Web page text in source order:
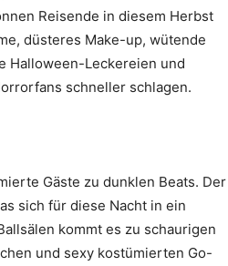
Reisende in diesem Herbst
düsteres Make-up, wütende
Halloween-Leckereien und
schneller schlagen.
Gäste zu dunklen Beats. Der
sich für diese Nacht in ein
kommt es zu schaurigen
und sexy kostümierten Go-